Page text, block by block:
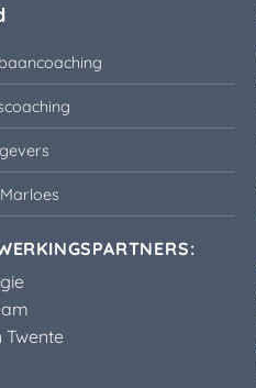
Twente